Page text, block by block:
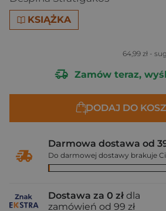
KSIĄŻKA
64,99 zł -
Zamów teraz,
DODAJ DO
Darmowa dostawa od
Do darmowej dostawy brakuje Ci
Dostawa za 0 zł dla
zamówień od 99 zł